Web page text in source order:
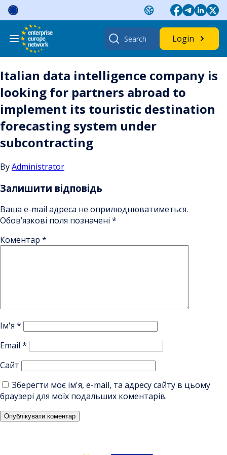
Skip
content
Search
for:
Login
Italian data intelligence company is
looking for partners abroad to
implement its touristic destination
forecasting system under
subcontracting
ByAdministrator
Залишити відповідь
Ваша e-mail адреса не оприлюднюватиметься.
Обов’язкові поля позначені *
Коментар *
Ім'я *
Email *
Сайт
Зберегти моє ім'я, e-mail, та адресу сайту в цьому
браузері для моїх подальших коментарів.